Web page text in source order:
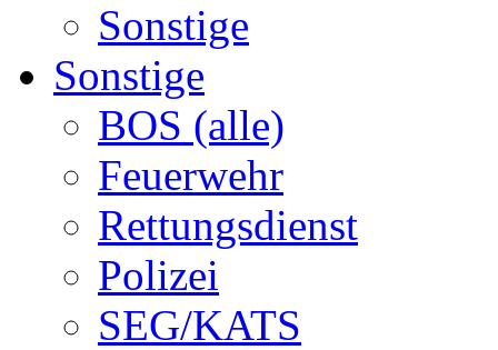
Sonstige
Sonstige
BOS (alle)
Feuerwehr
Rettungsdienst
Polizei
SEG/KATS